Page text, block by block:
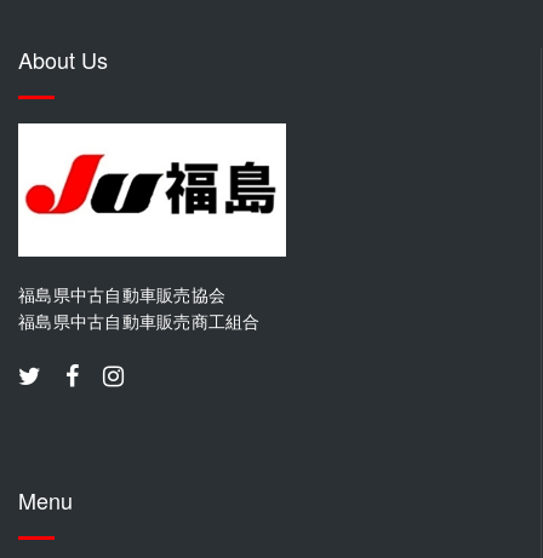
About Us
福島県中古自動車販売協会
福島県中古自動車販売商工組合
Menu